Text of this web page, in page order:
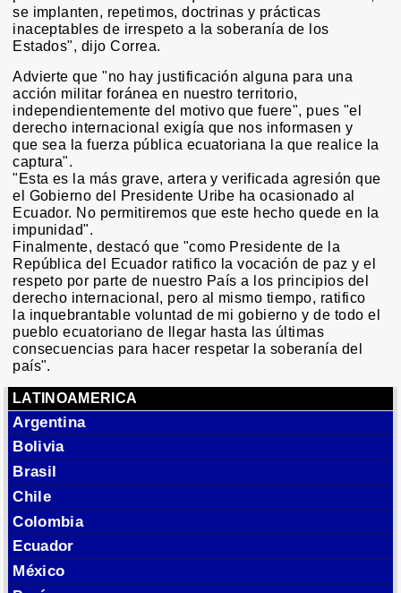
se implanten, repetimos, doctrinas y prácticas
inaceptables de irrespeto a la soberanía de los
Estados", dijo Correa.
Advierte que "no hay justificación alguna para una
acción militar foránea en nuestro territorio,
independientemente del motivo que fuere", pues "el
derecho internacional exigía que nos informasen y
que sea la fuerza pública ecuatoriana la que realice la
captura".
"Esta es la más grave, artera y verificada agresión que
el Gobierno del Presidente Uribe ha ocasionado al
Ecuador. No permitiremos que este hecho quede en la
impunidad".
Finalmente, destacó que "como Presidente de la
República del Ecuador ratifico la vocación de paz y el
respeto por parte de nuestro País a los principios del
derecho internacional, pero al mismo tiempo, ratifico
la inquebrantable voluntad de mi gobierno y de todo el
pueblo ecuatoriano de llegar hasta las últimas
consecuencias para hacer respetar la soberanía del
país".
LATINOAMERICA
Argentina
Bolivia
Brasil
Chile
Colombia
Ecuador
México